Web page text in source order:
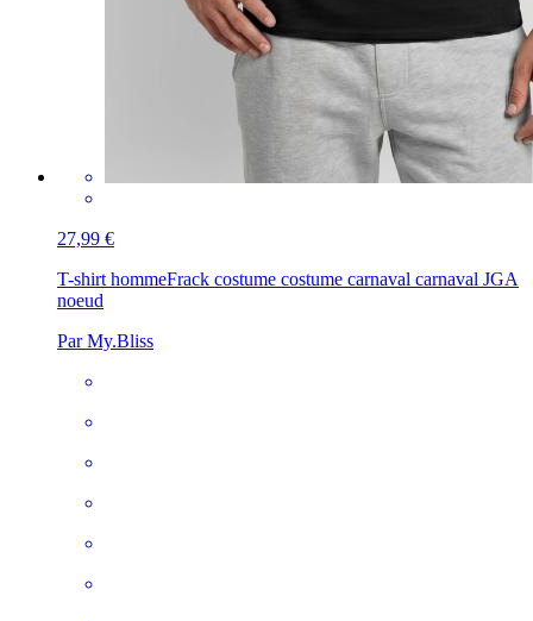
27,99 €
T-shirt hommeFrack costume costume carnaval carnaval JGA
noeud
Par My.Bliss